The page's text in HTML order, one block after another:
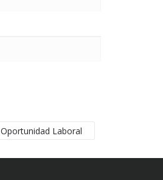
Oportunidad Laboral